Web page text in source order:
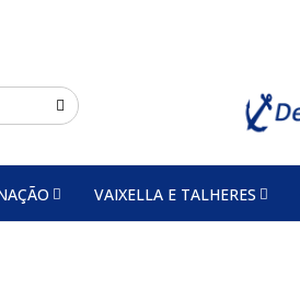
VAIXELLA E TALHERES